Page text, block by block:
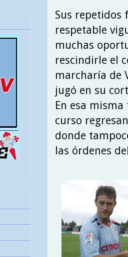
Sus repetidos
respetable
muchas
rescindirle el
marcharía de
jugó en su
En esa
curso
donde
las órdenes